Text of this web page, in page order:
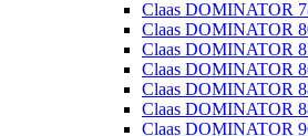
Claas DOMINATOR
Claas DOMINATOR
Claas DOMINATOR
Claas DOMINATOR
Claas DOMINATOR
Claas DOMINATOR
Claas DOMINATOR